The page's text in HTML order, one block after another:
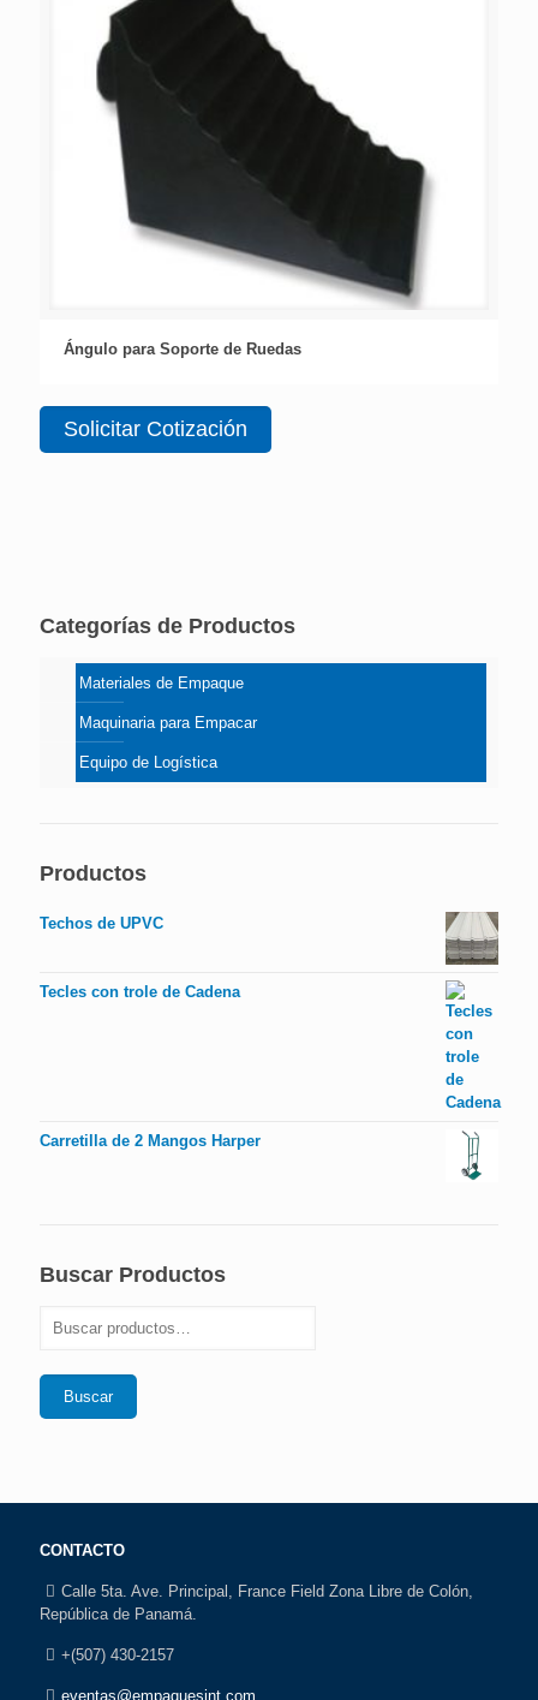
Ángulo para Soporte de Ruedas
Solicitar Cotización
Categorías de Productos
Materiales de Empaque
Maquinaria para Empacar
Equipo de Logística
Productos
Techos de UPVC
Tecles con trole de Cadena
Carretilla de 2 Mangos Harper
Buscar Productos
Buscar
CONTACTO
Calle 5ta. Ave. Principal, France Field Zona Libre de Colón,
República de Panamá.
+(507) 430-2157
eventas@empaquesint.com